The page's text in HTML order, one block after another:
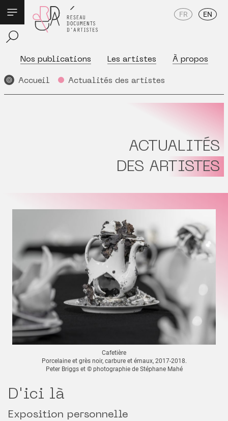
Nos publications Les artistes À propos
FR EN
Accueil Actualités des artistes
ACTUALITÉS
DES ARTISTES
Cafetière
Porcelaine et grès noir, carbure et émaux, 2017-2018.
Peter Briggs et © photographie de Stéphane Mahé
D'ici là
Exposition personnelle